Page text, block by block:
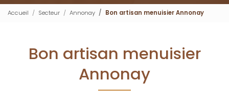
Accueil Secteur Annonay Bon artisan menuisier Annonay
Bon artisan menuisier
Annonay